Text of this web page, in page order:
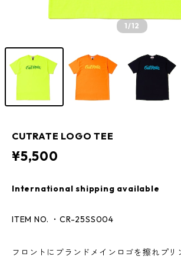
1/12
CUTRATE LOGO TEE
¥5,500
International shipping available
ITEM NO. ・CR-25SS004
フロントにブランドメインロゴを擦れプリ